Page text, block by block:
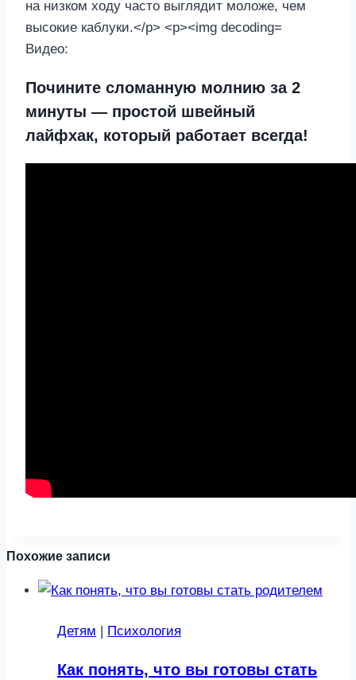
Видео:
Почините сломанную молнию за 2
минуты — простой швейный
лайфхак, который работает всегда!
Похожие записи
Детям Психология
Как понять, что вы готовы стать